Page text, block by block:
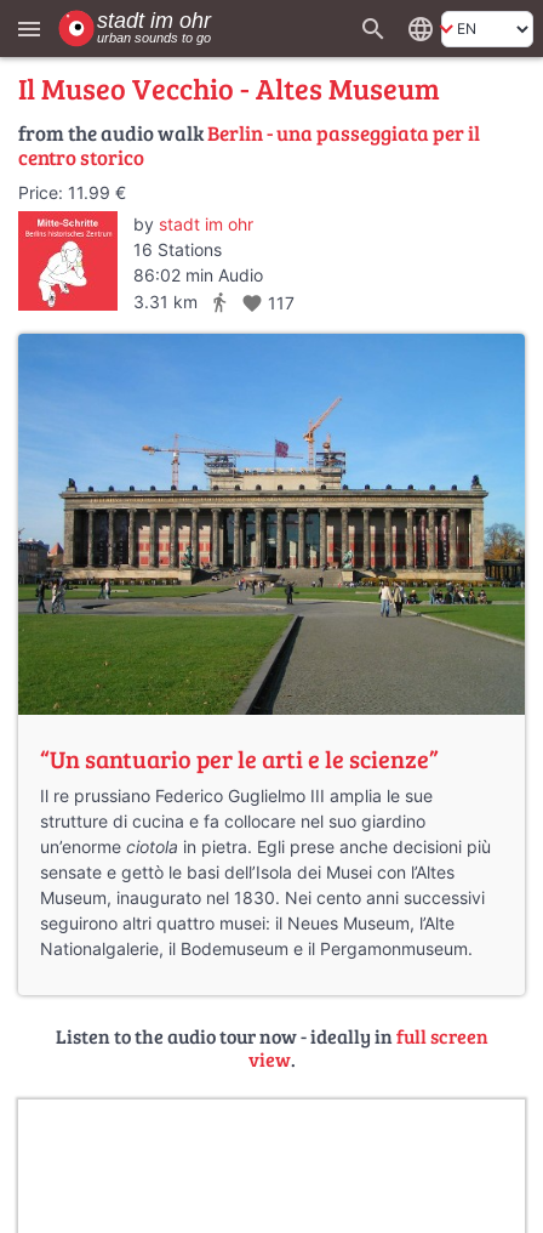
menu search language
Il Museo Vecchio - Altes Museum
from the audio walkBerlin - una passeggiata per il
centro storico
Price: 11.99 €
by stadt im ohr
16 Stations
86:02 min Audio
3.31 km
directions_walk favorite 117
“Un santuario per le arti e le scienze”
Il re prussiano Federico Guglielmo III amplia le sue
strutture di cucina e fa collocare nel suo giardino
un’enorme ciotola in pietra. Egli prese anche decisioni più
sensate e gettò le basi dell’Isola dei Musei con l’Altes
Museum, inaugurato nel 1830. Nei cento anni successivi
seguirono altri quattro musei: il Neues Museum, l’Alte
Nationalgalerie, il Bodemuseum e il Pergamonmuseum.
Listen to the audio tour now - ideally infull screen
view.